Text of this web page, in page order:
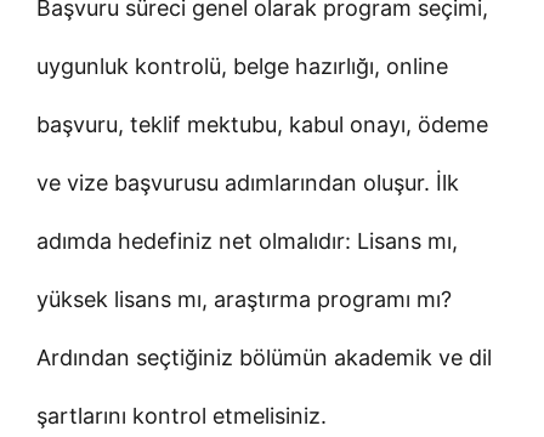
Başvuru süreci genel olarak program seçimi,
uygunluk kontrolü, belge hazırlığı, online
başvuru, teklif mektubu, kabul onayı, ödeme
ve vize başvurusu adımlarından oluşur. İlk
adımda hedefiniz net olmalıdır: Lisans mı,
yüksek lisans mı, araştırma programı mı?
Ardından seçtiğiniz bölümün akademik ve dil
şartlarını kontrol etmelisiniz.